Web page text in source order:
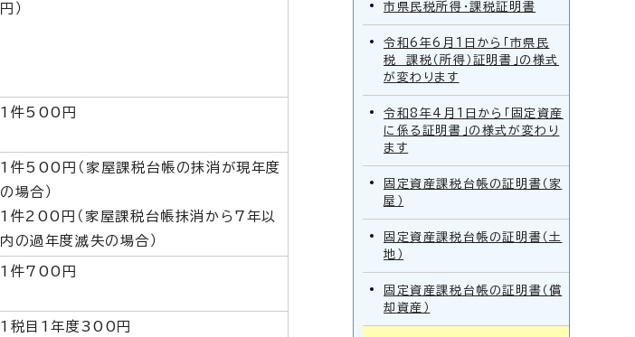
円）
1件500円
1件500円（家屋課税台帳の抹消が現年度
の場合）
1件200円（家屋課税台帳抹消から7年以
内の過年度滅失の場合）
1件700円
1税目1年度300円
市県民税所得・課税証明書
令和6年6月1日から「市県民
税 課税（所得）証明書」の様式
が変わります
令和8年4月1日から「固定資産
に係る証明書」の様式が変わり
ます
固定資産課税台帳の証明書（家
屋）
固定資産課税台帳の証明書（土
地）
固定資産課税台帳の証明書（償
却資産）